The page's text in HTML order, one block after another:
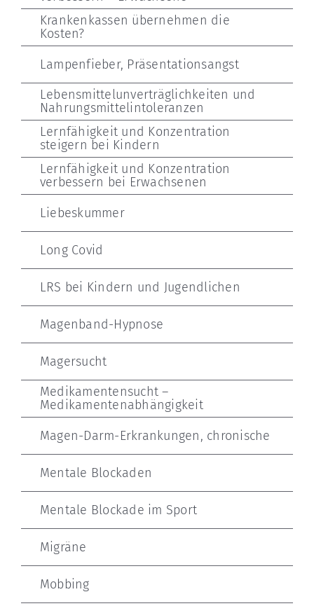
Krankenkassen übernehmen die
Kosten?
Lampenfieber, Präsentationsangst
Lebensmittelunverträglichkeiten und
Nahrungsmittelintoleranzen
Lernfähigkeit und Konzentration
steigern bei Kindern
Lernfähigkeit und Konzentration
verbessern bei Erwachsenen
Liebeskummer
Long Covid
LRS bei Kindern und Jugendlichen
Magenband-Hypnose
Magersucht
Medikamentensucht –
Medikamentenabhängigkeit
Magen-Darm-Erkrankungen, chronische
Mentale Blockaden
Mentale Blockade im Sport
Migräne
Mobbing